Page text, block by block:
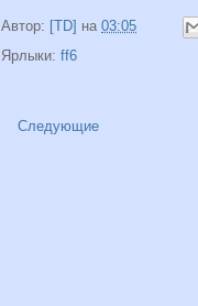
Автор: [TD] на 03:05
Ярлыки: ff6
Следующие